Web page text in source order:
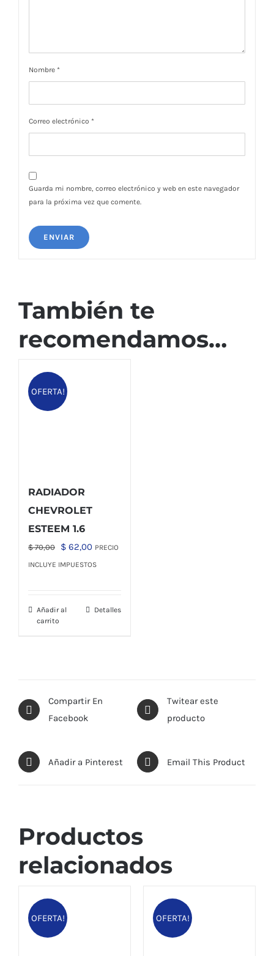
Nombre *
Correo electrónico *
Guarda mi nombre, correo electrónico y web en este navegador
para la próxima vez que comente.
También te
recomendamos…
OFERTA!
RADIADOR
CHEVROLET
ESTEEM 1.6
$70,00
El
precio
$ 70,00.
$ 62,00El
precio
$ 62,00.
PRECIO
INCLUYE IMPUESTOS
Añadir al
carrito
Detalles
Compartir En
Facebook
Twitear este
producto
Añadir a Pinterest Email This Product
Productos
relacionados
OFERTA! OFERTA!